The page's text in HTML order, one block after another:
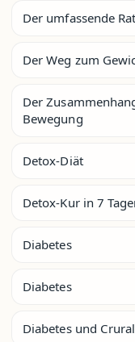
Der umfassende
Der Weg zum
Der
Bewegung
Detox-Diät
Detox-Kur in 7
Diabetes
Diabetes
Diabetes und